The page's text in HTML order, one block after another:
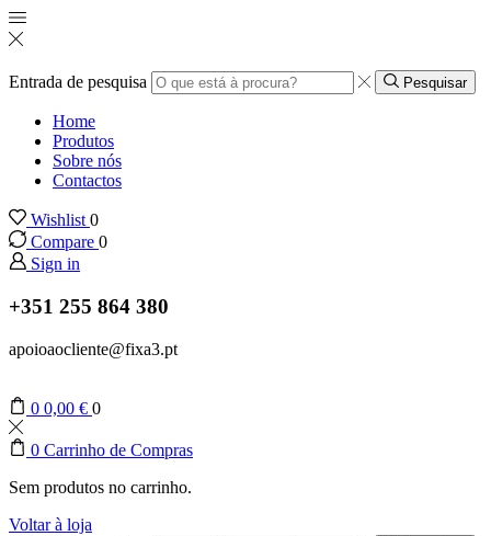
Entrada de pesquisa Pesquisar
Home
Produtos
Sobre nós
Contactos
Wishlist 0
Compare 0
Sign in
+351 255 864 380
apoioaocliente@fixa3.pt
0 0,00 € 0
0 Carrinho de Compras
Sem produtos no carrinho.
Voltar à loja